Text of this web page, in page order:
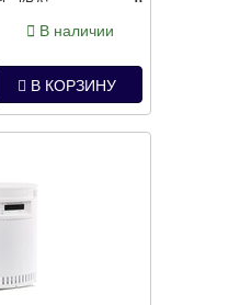
В наличии
В КОРЗИНУ